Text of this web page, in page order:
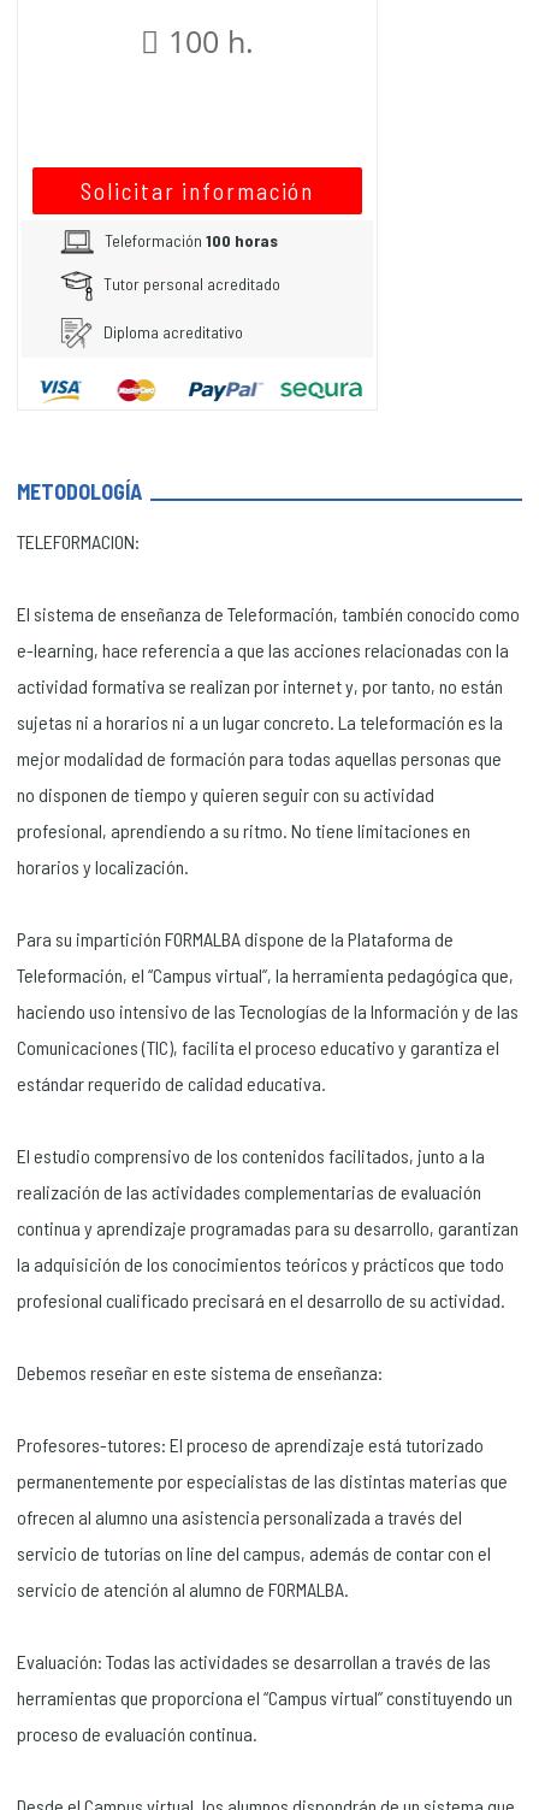
METODOLOGÍA
TELEFORMACION:
El sistema de enseñanza de Teleformación, también conocido como
e-learning, hace referencia a que las acciones relacionadas con la
actividad formativa se realizan por internet y, por tanto, no están
sujetas ni a horarios ni a un lugar concreto. La teleformación es la
mejor modalidad de formación para todas aquellas personas que
no disponen de tiempo y quieren seguir con su actividad
profesional, aprendiendo a su ritmo. No tiene limitaciones en
horarios y localización.
Para su impartición FORMALBA dispone de la Plataforma de
Teleformación, el “Campus virtual”, la herramienta pedagógica que,
haciendo uso intensivo de las Tecnologías de la Información y de las
Comunicaciones (TIC), facilita el proceso educativo y garantiza el
estándar requerido de calidad educativa.
El estudio comprensivo de los contenidos facilitados, junto a la
realización de las actividades complementarias de evaluación
continua y aprendizaje programadas para su desarrollo, garantizan
la adquisición de los conocimientos teóricos y prácticos que todo
profesional cualificado precisará en el desarrollo de su actividad.
Debemos reseñar en este sistema de enseñanza:
Profesores-tutores: El proceso de aprendizaje está tutorizado
permanentemente por especialistas de las distintas materias que
ofrecen al alumno una asistencia personalizada a través del
servicio de tutorías on line del campus, además de contar con el
servicio de atención al alumno de FORMALBA.
Evaluación: Todas las actividades se desarrollan a través de las
herramientas que proporciona el “Campus virtual” constituyendo un
proceso de evaluación continua.
100 h.
Solicitar información
Teleformación100 horas
Tutor personal acreditado
Diploma acreditativo